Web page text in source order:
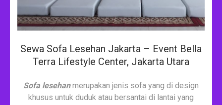
Sewa Sofa Lesehan Jakarta – Event Bella
Terra Lifestyle Center, Jakarta Utara
Sofa lesehanmerupakan jenis sofa yang di design
khusus untuk duduk atau bersantai di lantai yang